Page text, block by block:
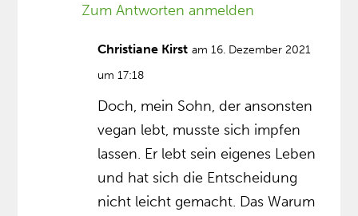
Zum Antworten anmelden
Christiane Kirst am 16. Dezember 2021
um 17:18
Doch, mein Sohn, der ansonsten
vegan lebt, musste sich impfen
lassen. Er lebt sein eigenes Leben
und hat sich die Entscheidung
nicht leicht gemacht. Das Warum